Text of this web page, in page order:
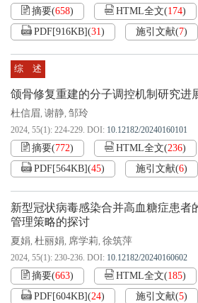
摘要(658) HTML全文(174)
PDF[916KB](31) 施引文献(7)
综 述
颌骨修复重建的分子调控机制研究进
杜信眉, 谢静, 邹玲
2024, 55(1): 224-229. DOI: 10.12182/20240160101
摘要(772) HTML全文(236)
PDF[564KB](45) 施引文献(6)
新型冠状病毒感染合并高血糖症患者
管理策略的探讨
夏娟, 杜丽娟, 席学莉, 徐筑萍
2024, 55(1): 230-236. DOI: 10.12182/20240160602
摘要(663) HTML全文(185)
PDF[604KB](24) 施引文献(5)